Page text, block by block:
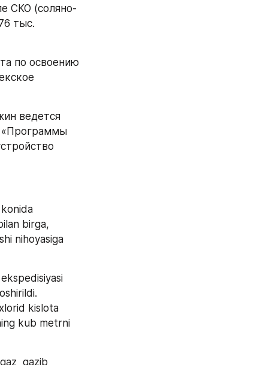
СКО (соляно-
тыс.
по освоению
ведется
«Программы
birga,
nihoyasiga
kislota
kub metrni
qazib